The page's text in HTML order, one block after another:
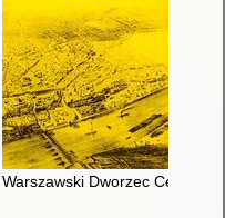
kolejowe w Polsce
Warszawski Dworzec Centralny